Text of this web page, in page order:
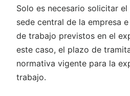
Solo es necesario solicitar
sede central de la empresa
de trabajo previstos en el
este caso, el plazo de
normativa vigente para la
trabajo.